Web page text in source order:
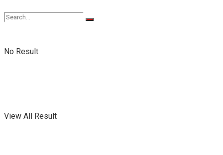
No Result
View All Result